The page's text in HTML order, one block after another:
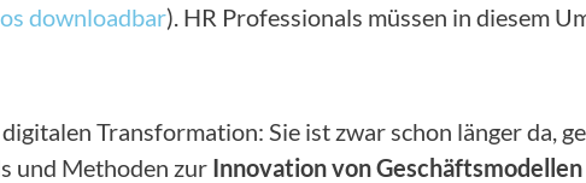
downloadbar). HR Professionals müssen in diesem
Transformation: Sie ist zwar schon länger da,
und Methoden zur Innovation von Geschäftsmodellen